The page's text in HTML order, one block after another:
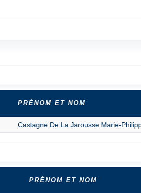
PRÉNOM ET NOM
Castagne De La Jarousse Marie-
PRÉNOM ET NOM